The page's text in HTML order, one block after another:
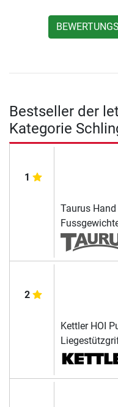
Bestseller der
Kategorie
1
Taurus
2
Kettler HOI